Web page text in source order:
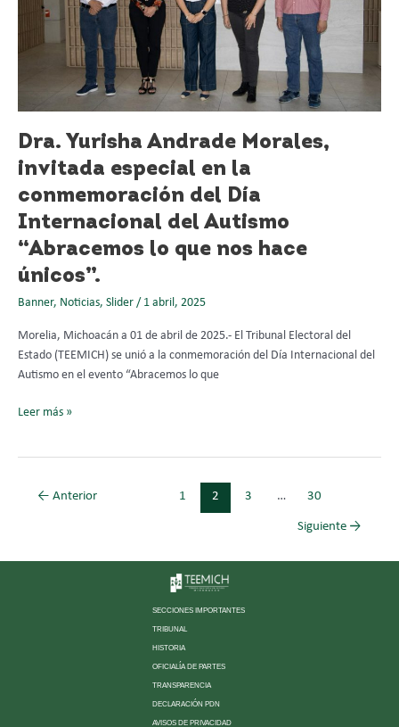
Dra. Yurisha Andrade Morales,
invitada especial en la
conmemoración del Día
Internacional del Autismo
“Abracemos lo que nos hace
únicos”.
Banner, Noticias, Slider / 1 abril, 2025
Morelia, Michoacán a 01 de abril de 2025.- El Tribunal Electoral del
Estado (TEEMICH) se unió a la conmemoración del Día Internacional del
Autismo en el evento “Abracemos lo que
conmemoración
Internacional
del
Autismo
“Abracemos
que
nos
hace
únicos”.
Leer más »
← Anterior 1 2 3 … 30
Siguiente →
SECCIONES IMPORTANTES
TRIBUNAL
HISTORIA
OFICIALÍA DE PARTES
TRANSPARENCIA
DECLARACIÓN PDN
AVISOS DE PRIVACIDAD